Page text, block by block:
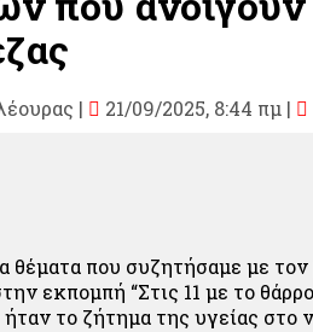
| 21/09/2025, 8:44 πμ |
θέματα που συζητήσαμε με
εκπομπή “Στις 11 με το
το ζήτημα της υγείας στο